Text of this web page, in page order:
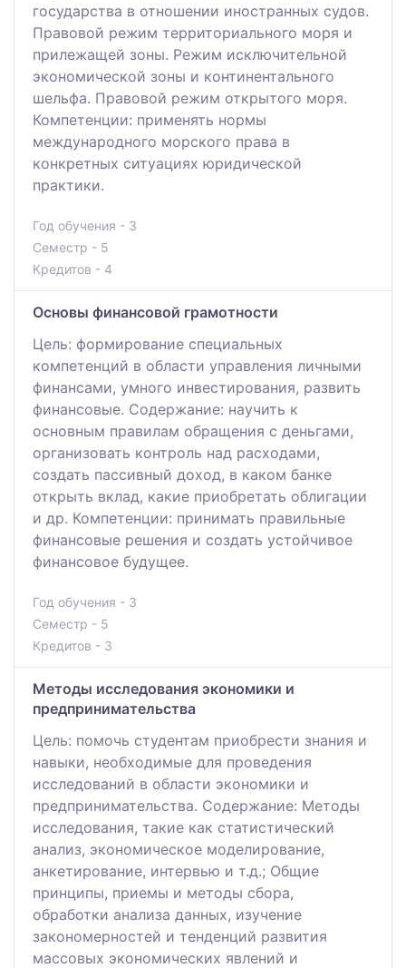
государства в отношении иностранных судов.
Правовой режим территориального моря и
прилежащей зоны. Режим исключительной
экономической зоны и континентального
шельфа. Правовой режим открытого моря.
Компетенции: применять нормы
международного морского права в
конкретных ситуациях юридической
практики.
Год обучения - 3
Семестр - 5
Кредитов - 4
Основы финансовой грамотности
Цель: формирование специальных
компетенций в области управления личными
финансами, умного инвестирования, развить
финансовые. Содержание: научить к
основным правилам обращения с деньгами,
организовать контроль над расходами,
создать пассивный доход, в каком банке
открыть вклад, какие приобретать облигации
и др. Компетенции: принимать правильные
финансовые решения и создать устойчивое
финансовое будущее.
Год обучения - 3
Семестр - 5
Кредитов - 3
Методы исследования экономики и
предпринимательства
Цель: помочь студентам приобрести знания и
навыки, необходимые для проведения
исследований в области экономики и
предпринимательства. Содержание: Методы
исследования, такие как статистический
анализ, экономическое моделирование,
анкетирование, интервью и т.д.; Общие
принципы, приемы и методы сбора,
обработки анализа данных, изучение
закономерностей и тенденций развития
массовых экономических явлений и